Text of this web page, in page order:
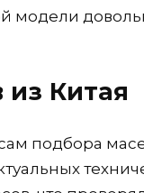
модели
из Китая
подбора